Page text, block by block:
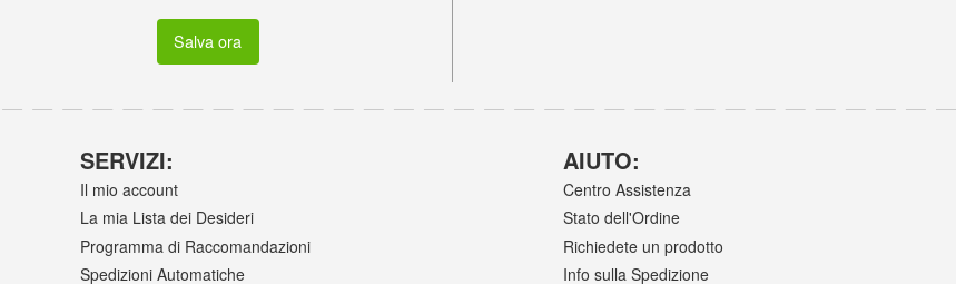
Salva ora
SERVIZI:
Il mio account
La mia Lista dei Desideri
Programma di Raccomandazioni
Spedizioni Automatiche
AIUTO:
Centro Assistenza
Stato dell'Ordine
Richiedete un prodotto
Info sulla Spedizione